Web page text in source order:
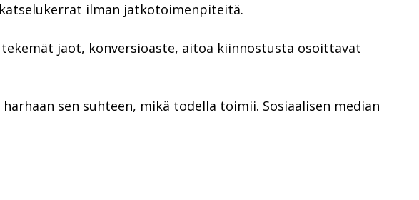
ilman jatkotoimenpiteitä.
jaot, konversioaste, aitoa kiinnostusta osoittavat
sen suhteen, mikä todella toimii. Sosiaalisen median